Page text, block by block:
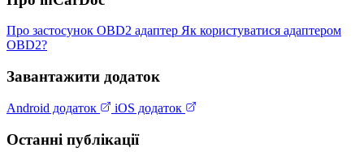
Про застосунок OBD2 адаптер Як користуватися адаптером
OBD2?
Завантажити додаток
Android додаток iOS додаток
Останні публікації